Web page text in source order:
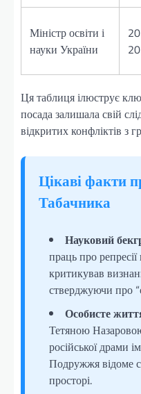
Міністр освіти і
науки України
Ця таблиця ілюструє
посада залишала свій
відкритих конфліктів з
Цікаві факти
Табачника
Науковий
праць про
критикував
стверджуючи про
Особисте
Тетяною
російської драми
Подружжя відоме
просторі.